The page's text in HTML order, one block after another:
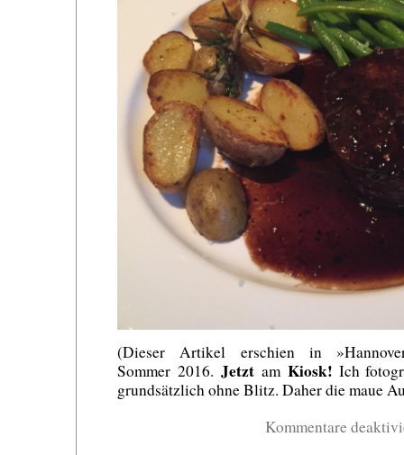
(Dieser Artikel erschien in
Sommer 2016. Jetztam Kiosk!Ich
grundsätzlich ohne Blitz. Daher die maue
Kommentare